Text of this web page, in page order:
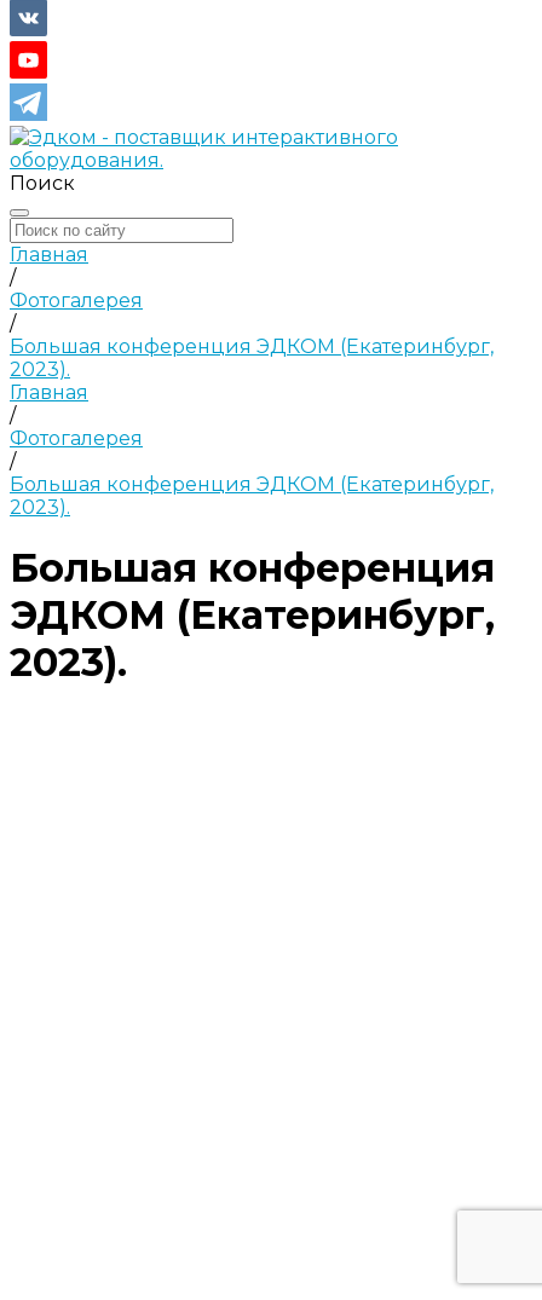
Поиск
Главная
/
Фотогалерея
/
Большая конференция ЭДКОМ (Екатеринбург,
2023).
Главная
/
Фотогалерея
/
Большая конференция ЭДКОМ (Екатеринбург,
2023).
Большая конференция
ЭДКОМ (Екатеринбург,
2023).